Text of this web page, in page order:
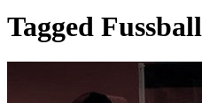
Tagged Fussball